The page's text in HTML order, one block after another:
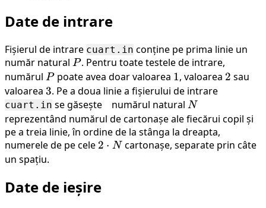
Date de intrare
Fișierul de intrare cuart.in conține pe prima linie un
număr natural P
P. Pentru toate testele de intrare,
numărul P
Ppoate avea doar valoarea 1
1, valoarea 2
2 sau
valoarea 3
3. Pe a doua linie a fișierului de intrare
cuart.in se găsește numărul natural N
N
reprezentând numărul de cartonașe ale fiecărui copil și
pe a treia linie, în ordine de la stânga la dreapta,
numerele de pe cele 2
2 ⋅ Ncartonașe, separate prin câte
un spațiu.
Date de ieșire